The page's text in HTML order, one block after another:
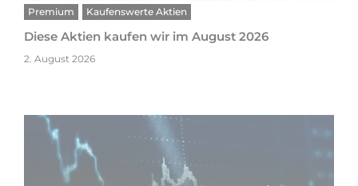
Premium Kaufenswerte Aktien
Diese Aktien kaufen wir im August 2026
2. August 2026